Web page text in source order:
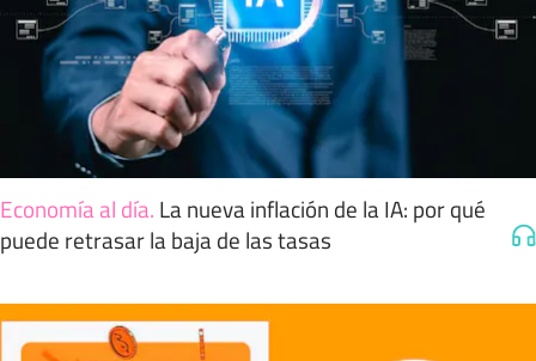
Economía al día. La nueva inflación de la IA: por qué
puede retrasar la baja de las tasas